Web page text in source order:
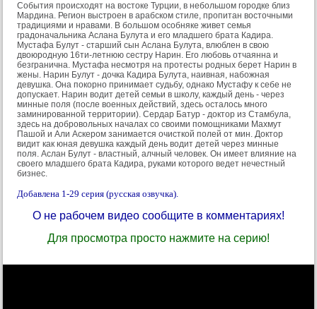
События происходят на востоке Турции, в небольшом городке близ
Мардина. Регион выстроен в арабском стиле, пропитан восточными
традициями и нравами. В большом особняке живет семья
градоначальника Аслана Булута и его младшего брата Кадира.
Мустафа Булут - старший сын Аслана Булута, влюблен в свою
двоюродную 16ти-летнюю сестру Нарин. Его любовь отчаянна и
безгранична. Мустафа несмотря на протесты родных берет Нарин в
жены. Нарин Булут - дочка Кадира Булута, наивная, набожная
девушка. Она покорно принимает судьбу, однако Мустафу к себе не
допускает. Нарин водит детей семьи в школу, каждый день - через
минные поля (после военных действий, здесь осталось много
заминированной территории). Сердар Батур - доктор из Стамбула,
здесь на добровольных началах со своими помощниками Махмут
Пашой и Али Аскером занимается очисткой полей от мин. Доктор
видит как юная девушка каждый день водит детей через минные
поля. Аслан Булут - властный, алчный человек. Он имеет влияние на
своего младшего брата Кадира, руками которого ведет нечестный
бизнес.
Добавлена 1-29 серия (русская озвучка).
О не рабочем видео сообщите в комментариях!
Для просмотра просто нажмите на серию!